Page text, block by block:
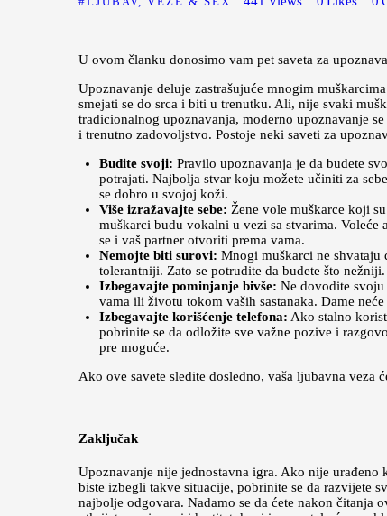
U ovom članku donosimo vam pet saveta za
Upoznavanje deluje zastrašujuće mnogim
smejati se do srca i biti u trenutku. Ali, nije svaki
tradicionalnog upoznavanja, moderno upoznavanje
i trenutno zadovoljstvo. Postoje neki saveti za
Budite svoji: Pravilo upoznavanja je da budete
potrajati. Najbolja stvar koju možete učiniti za
se dobro u svojoj koži.
Više izražavajte sebe: Žene vole muškarce koji
muškarci budu vokalni u vezi sa stvarima. Voleće
se i vaš partner otvoriti prema vama.
Nemojte biti surovi: Mnogi muškarci ne
tolerantniji. Zato se potrudite da budete što
Izbegavajte pominjanje bivše: Ne dovodite svoju
vama ili životu tokom vaših sastanaka. Dame
Izbegavajte korišćenje telefona: Ako stalno
pobrinite se da odložite sve važne pozive i
pre moguće.
Ako ove savete sledite dosledno, vaša ljubavna veza
Zaključak
Upoznavanje nije jednostavna igra. Ako nije urađeno
biste izbegli takve situacije, pobrinite se da razvijete
najbolje odgovara. Nadamo se da ćete nakon čitanja